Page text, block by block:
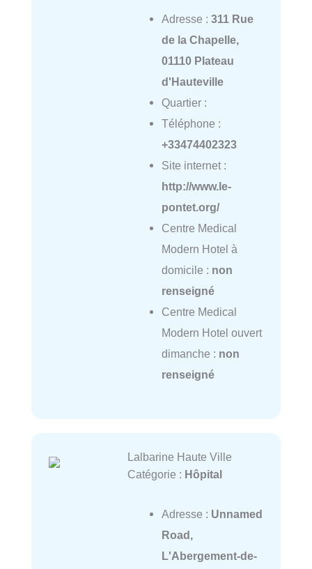
Adresse : 311 Rue
de la Chapelle,
01110 Plateau
d'Hauteville
Quartier :
Téléphone :
+33474402323
Site internet :
http://www.le-
pontet.org/
Centre Medical
Modern Hotel à
domicile : non
renseigné
Centre Medical
Modern Hotel ouvert
dimanche : non
renseigné
Lalbarine Haute Ville
Catégorie : Hôpital
Adresse : Unnamed
Road,
L'Abergement-de-